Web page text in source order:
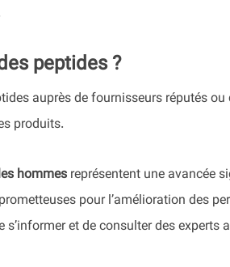
peptides ?
auprès de fournisseurs réputés
produits.
hommesreprésentent une avancée
pour l’amélioration des
et de consulter des